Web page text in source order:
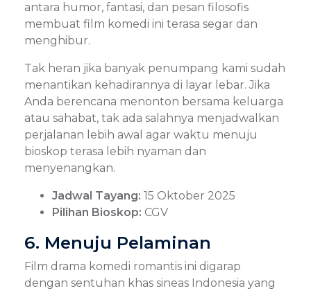
antara humor, fantasi, dan pesan filosofis
membuat film komedi ini terasa segar dan
menghibur.
Tak heran jika banyak penumpang kami sudah
menantikan kehadirannya di layar lebar. Jika
Anda berencana menonton bersama keluarga
atau sahabat, tak ada salahnya menjadwalkan
perjalanan lebih awal agar waktu menuju
bioskop terasa lebih nyaman dan
menyenangkan.
Jadwal Tayang: 15 Oktober 2025
Pilihan Bioskop: CGV
6. Menuju Pelaminan
Film drama komedi romantis ini digarap
dengan sentuhan khas sineas Indonesia yang